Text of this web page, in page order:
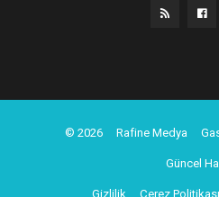
© 2026 Rafine Medya
Güncel
Gizlilik Çerez Politikası